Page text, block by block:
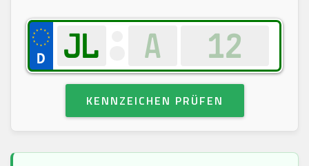
KENNZEICHEN PRÜFEN